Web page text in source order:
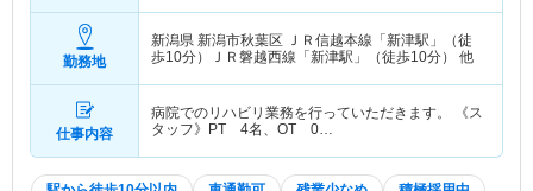
勤務地
新潟県 新潟市秋葉区 ＪＲ信越本線「新津駅」（徒
歩10分）ＪＲ磐越西線「新津駅」（徒歩10分） 他
仕事内容
病院でのリハビリ業務を行っていただきます。 《ス
タッフ》PT 4名、OT 0…